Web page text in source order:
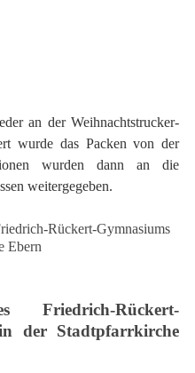
an der Weihnachtstrucker-
wurde das Packen von der
wurden dann an die
weitergegeben.
Friedrich-Rückert-
der Stadtpfarrkirche